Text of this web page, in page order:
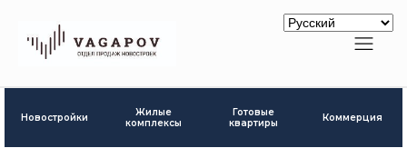
Новостройки
Жилые
комплексы
Готовые
квартиры
Коммерция